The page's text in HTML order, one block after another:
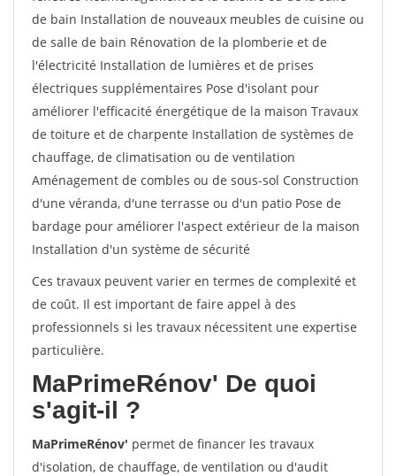
de bain Installation de nouveaux meubles de cuisine ou
de salle de bain Rénovation de la plomberie et de
l'électricité Installation de lumières et de prises
électriques supplémentaires Pose d'isolant pour
améliorer l'efficacité énergétique de la maison Travaux
de toiture et de charpente Installation de systèmes de
chauffage, de climatisation ou de ventilation
Aménagement de combles ou de sous-sol Construction
d'une véranda, d'une terrasse ou d'un patio Pose de
bardage pour améliorer l'aspect extérieur de la maison
Installation d'un système de sécurité
Ces travaux peuvent varier en termes de complexité et
de coût. Il est important de faire appel à des
professionnels si les travaux nécessitent une expertise
particulière.
MaPrimeRénov' De quoi
s'agit-il ?
MaPrimeRénov' permet de financer les travaux
d'isolation, de chauffage, de ventilation ou d'audit